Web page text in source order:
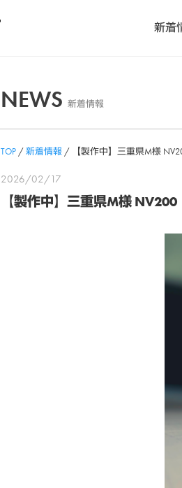
新着
NEWS 新着情報
TOP /新着情報 / 【製作中】三重県M様
2026/02/17
【製作中】三重県M様